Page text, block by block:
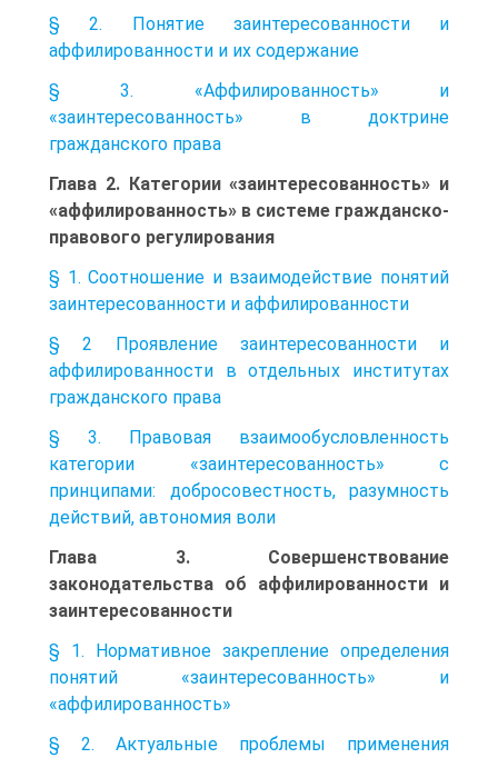
§ 2. Понятие заинтересованности и
аффилированности и их содержание
§ 3. «Аффилированность» и
«заинтересованность» в доктрине
гражданского права
Глава 2. Категории «заинтересованность» и
«аффилированность» в системе гражданско-
правового регулирования
§ 1. Соотношение и взаимодействие понятий
заинтересованности и аффилированности
§ 2 Проявление заинтересованности и
аффилированности в отдельных институтах
гражданского права
§ 3. Правовая взаимообусловленность
категории «заинтересованность» с
принципами: добросовестность, разумность
действий, автономия воли
Глава 3. Совершенствование
законодательства об аффилированности и
заинтересованности
§ 1. Нормативное закрепление определения
понятий «заинтересованность» и
«аффилированность»
§ 2. Актуальные проблемы применения